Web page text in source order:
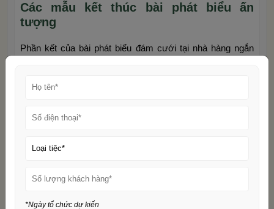
Các mẫu kết thúc bài phát biểu ấn
tượng
Phần kết của bài phát biểu đám cưới tại nhà hàng ngắn
“Một lần nữa, xin chúc hai cháu trăm năm hạnh phúc.
của hai cháu mãi bền lâu như dòng sông không bao giờ
“Chúc hai con luôn hạnh phúc và thành công. Xin kính
*Ngày tổ chức dự kiến